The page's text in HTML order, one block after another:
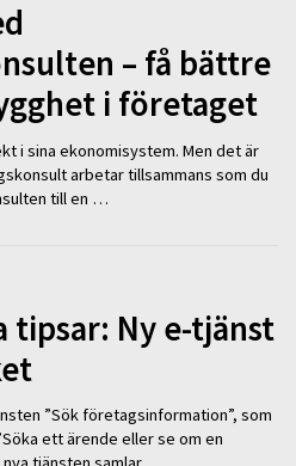
– få bättre
i företaget
i sina ekonomisystem. Men det är
arbetar tillsammans som du
till en …
tipsar: Ny e-tjänst
”Sök företagsinformation”, som
ett ärende eller se om en